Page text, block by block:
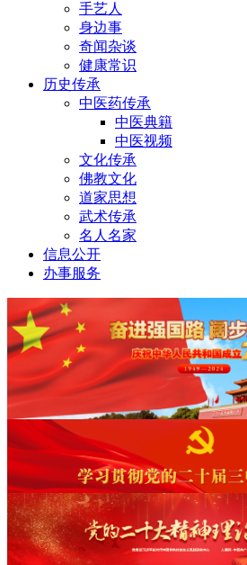
手艺人
身边事
奇闻杂谈
健康常识
历史传承
中医药传承
中医典籍
中医视频
文化传承
佛教文化
道家思想
武术传承
名人名家
信息公开
办事服务